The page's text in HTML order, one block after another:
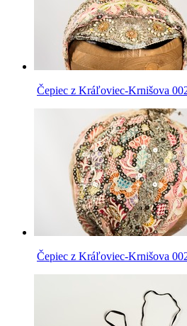
Čepiec z Kráľoviec-Krnišova
Čepiec z Kráľoviec-Krnišova